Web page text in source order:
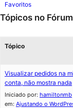
Favoritos
Tópicos no Fórum
Tópico
Visualizar pedidos na
conta, não mostra nada
Iniciado por: hamiltonmb
em: Ajustando o